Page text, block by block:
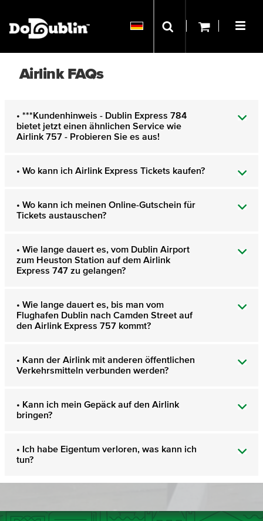
Airlink FAQs
• ***Kundenhinweis - Dublin Express 784
bietet jetzt einen ähnlichen Service wie
Airlink 757 - Probieren Sie es aus!
• Wo kann ich Airlink Express Tickets kaufen?
• Wo kann ich meinen Online-Gutschein für
Tickets austauschen?
• Wie lange dauert es, vom Dublin Airport
zum Heuston Station auf dem Airlink
Express 747 zu gelangen?
• Wie lange dauert es, bis man vom
Flughafen Dublin nach Camden Street auf
den Airlink Express 757 kommt?
• Kann der Airlink mit anderen öffentlichen
Verkehrsmitteln verbunden werden?
• Kann ich mein Gepäck auf den Airlink
bringen?
• Ich habe Eigentum verloren, was kann ich
tun?